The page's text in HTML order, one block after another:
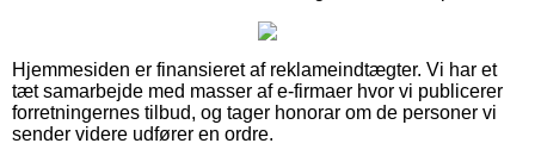
Hjemmesiden er finansieret af reklameindtægter. Vi har et
tæt samarbejde med masser af e-firmaer hvor vi publicerer
forretningernes tilbud, og tager honorar om de personer vi
sender videre udfører en ordre.